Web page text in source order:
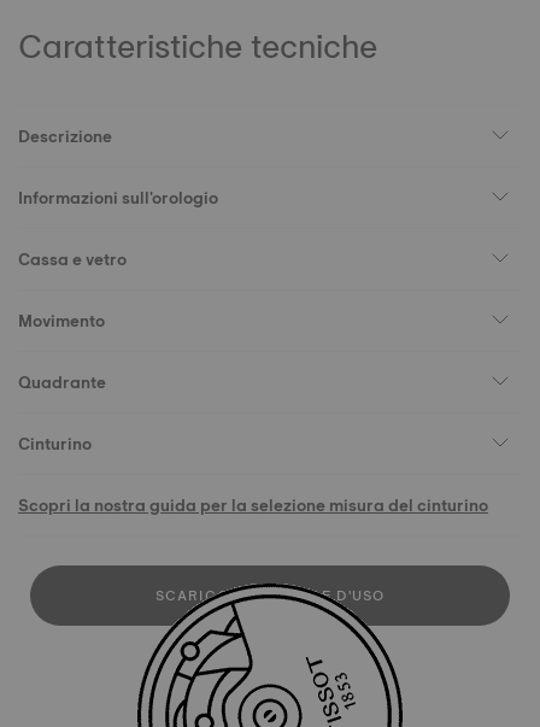
Caratteristiche tecniche
Descrizione
Informazioni sull'orologio
Cassa e vetro
Movimento
Quadrante
Cinturino
Scopri la nostra guida per la selezione misura del cinturino
SCARICA IL MANUALE D'USO